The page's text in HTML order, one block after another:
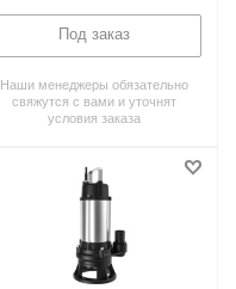
Под заказ
Наши менеджеры обязательно
свяжутся с вами и уточнят
условия заказа